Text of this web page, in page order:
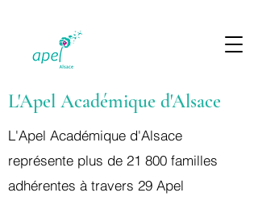
L'Apel Académique d'Alsace
L'Apel Académique d'Alsace
représente plus de 21 800 familles
adhérentes à travers 29 Apel